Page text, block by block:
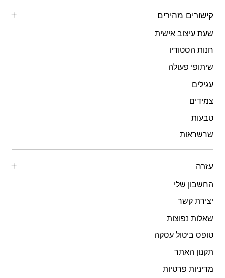
קישורים מהירים
שעת עיצוב אישית
חנות הסטודיו
שיתופי פעולה
עגילים
צמידים
טבעות
שרשראות
עזרה
החשבון שלי
יצירת קשר
שאלות נפוצות
טופס ביטול עסקה
תקנון האתר
מדיניות פרטיות